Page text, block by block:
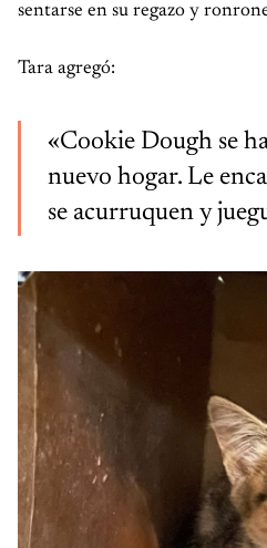
sentarse en su regazo y
Tara agregó:
«Cookie Dough se
nuevo hogar. Le
se acurruquen y